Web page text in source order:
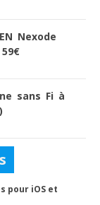
Nexode
sans Fi à
pour iOS et